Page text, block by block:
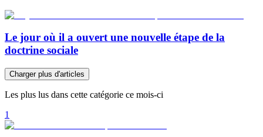
Le jour où il a ouvert une nouvelle étape de la
doctrine sociale
Charger plus d'articles
Les plus lus dans cette catégorie ce mois-ci
1